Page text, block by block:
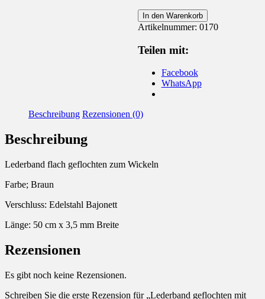
Lederband
geflochten
Bajonettverschluss
Menge
In den Warenkorb
Artikelnummer: 0170
Teilen mit:
Facebook
WhatsApp
Beschreibung Rezensionen (0)
Beschreibung
Lederband flach geflochten zum Wickeln
Farbe; Braun
Verschluss: Edelstahl Bajonett
Länge: 50 cm x 3,5 mm Breite
Rezensionen
Es gibt noch keine Rezensionen.
Schreiben Sie die erste Rezension für „Lederband geflochten mit